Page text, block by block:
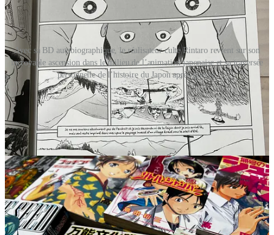
Avec sa BD autobiographique, le réalisateur culte Rintaro revient sur son
incroyable ascension dans le milieu de l’animation japonaise et sa traversée
personnelle de l’histoire du Japon après-guerre.
Avec Nicolas, on reste dans le manga avec une
chronique sur
Yuzo Takada, connu, entre autres, pour
la série3x3 Eyesdont la publication a débuté à la fin
des années 80. Les OAV, eux, ont été diffusés dans les
années 90 (4 épisodes en 91 et 3 épisodes en 95).